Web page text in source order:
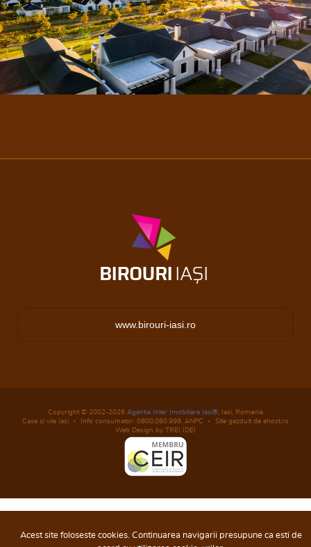
www.birouri-iasi.ro
Copyright © 2002-2026 Agentia Inter Imobiliare Iasi® , Iasi, Romania
Case si vile Iasi
Info consumator: 0800.080.999, ANPC
Site gazduit de ehost.ro
Web Design by TREI IDEI
Acest site foloseste cookies. Continuarea navigarii presupune ca esti de